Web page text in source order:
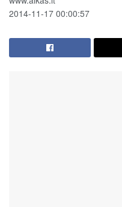
2014-11-17 00:00:57